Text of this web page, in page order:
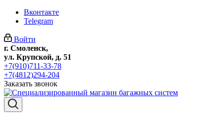
Вконтакте
Telegram
Войти
г. Смоленск,
ул. Крупской, д. 51
+7(910)711-33-78
+7(4812)294-204
Заказать звонок